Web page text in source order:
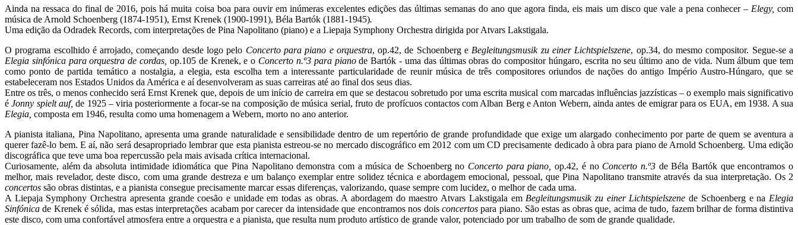
Ainda na ressaca do final de 2016, pois há muita coisa boa para ouvir em inúmeras excelentes edições das últimas semanas do ano que agora finda, eis mais um disco que vale a pena conhecer – Elegy,com
música de Arnold Schoenberg (1874-1951), Ernst Krenek (1900-1991), Béla Bartók (1881-1945).
Uma edição da Odradek Records, com interpretações de Pina Napolitano (piano) e a Liepaja Symphony Orchestra dirigida por Atvars Lakstigala.
O programa escolhido é arrojado, começando desde logo pelo Concerto para piano e orquestra, op.42, de Schoenberg e Begleitungsmusik zu einer Lichtspielszene, op.34, do mesmo compositor. Segue-se a
Elegia sinfónica para orquestra de cordas, op.105 de Krenek, e o Concerto n.º3 para pianode Bartók - uma das últimas obras do compositor húngaro, escrita no seu último ano de vida. Num álbum que tem
como ponto de partida temático a nostalgia, a elegia, esta escolha tem a interessante particularidade de reunir música de três compositores oriundos de nações do antigo Império Austro-Húngaro, que se
estabeleceram nos Estados Unidos da América e aí desenvolveram as suas carreiras até ao final dos seus dias.
Entre os três, o menos conhecido será Ernst Krenek que, depois de um início de carreira em que se destacou sobretudo por uma escrita musical com marcadas influências jazzísticas – o exemplo mais significativo
éJonny spielt auf,de 1925 – viria posteriormente a focar-se na composição de música serial, fruto de profícuos contactos com Alban Berg e Anton Webern, ainda antes de emigrar para os EUA, em 1938. A sua
Elegia, composta em 1946, resulta como uma homenagem a Webern, morto no ano anterior.
A pianista italiana, Pina Napolitano, apresenta uma grande naturalidade e sensibilidade dentro de um repertório de grande profundidade que exige um alargado conhecimento por parte de quem se aventura a
querer fazê-lo bem. E aí, não será desapropriado lembrar que esta pianista estreou-se no mercado discográfico em 2012 com um CD precisamente dedicado à obra para piano de Arnold Schoenberg. Uma edição
discográfica que teve uma boa repercussão pela mais avisada crítica internacional.
Curiosamente, além da absoluta intimidade idiomática que Pina Napolitano demonstra com a música de Schoenberg no Concerto para piano,op.42, é no Concerto n.º3 de Béla Bartók que encontramos o
melhor, mais revelador, deste disco, com uma grande destreza e um balanço exemplar entre solidez técnica e abordagem emocional, pessoal, que Pina Napolitano transmite através da sua interpretação. Os 2
concertos são obras distintas, e a pianista consegue precisamente marcar essas diferenças, valorizando, quase sempre com lucidez, o melhor de cada uma.
A Liepaja Symphony Orchestra apresenta grande coesão e unidade em todas as obras. A abordagem do maestro Atvars Lakstigala em Begleitungsmusik zu einer Lichtspielszene de Schoenberg e na Elegia
Sinfónicade Krenek é sólida, mas estas interpretações acabam por carecer da intensidade que encontramos nos dois concertospara piano. São estas as obras que, acima de tudo, fazem brilhar de forma distintiva
este disco, com uma confortável atmosfera entre a orquestra e a pianista, que resulta num produto artístico de grande valor, potenciado por um trabalho de som de grande qualidade.